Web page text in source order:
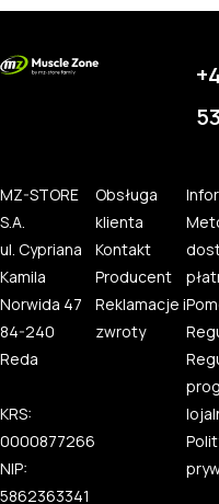
MZ-STORE
S.A.
ul. Cypriana
Kamila
Norwida 47
84-240
Reda
KRS:
0000877266
NIP:
5862363341
Obsługa
klienta
Kontakt
Producent
Reklamacje i
zwroty